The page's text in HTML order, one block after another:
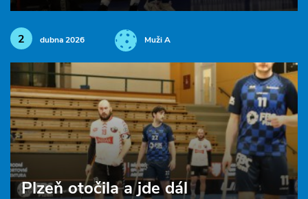
2 dubna 2026 Muži A
Plzeň otočila a jde dál